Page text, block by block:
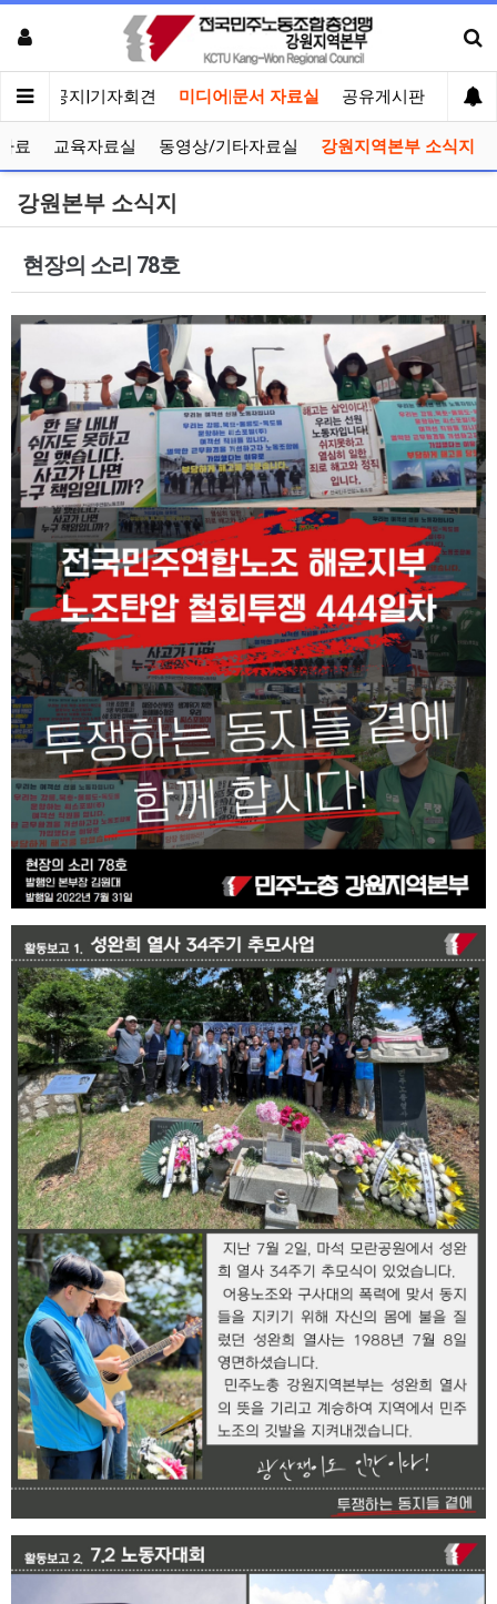
인 공지|기자회견 미디어|문서 자료실 공유게시판 선거
료 교육자료실 동영상/기타자료실 강원지역본부 소식지
강원본부 소식지
현장의 소리 78호